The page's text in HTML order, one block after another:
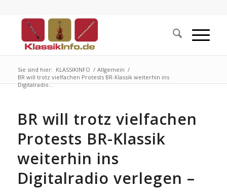
Sie sind hier: KLASSIKINFO / Allgemein /
BR will trotz vielfachen Protests BR-Klassik weiterhin ins
Digitalradio...
BR will trotz vielfachen
Protests BR-Klassik
weiterhin ins
Digitalradio verlegen –